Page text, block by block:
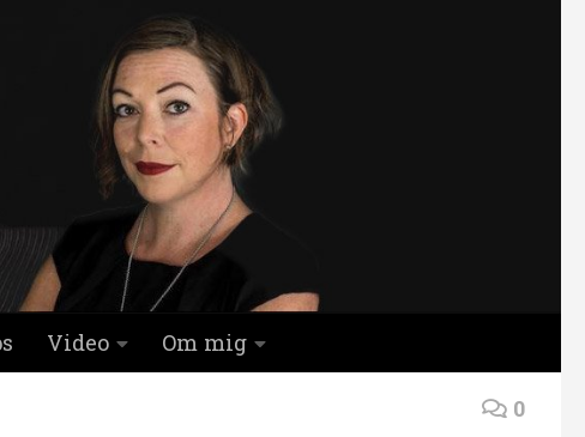
Video Om mig
0